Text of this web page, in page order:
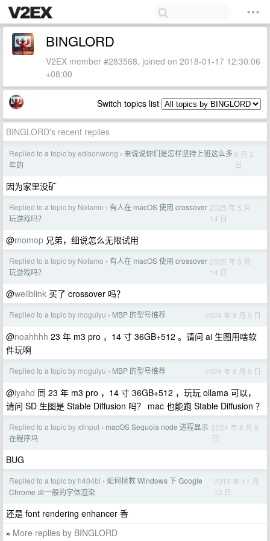
BINGLORD
V2EX member #283568, joined on 2018-01-17 12:30:06
+08:00
Switch topics list
BINGLORD's recent replies
Replied to a topic by edisonwong › 来说说你们是怎样坚持上班这么多
年的
6 月 2
日
因为家里没矿
Replied to a topic by Notamo › 有人在 macOS 使用 crossover
玩游戏吗？
2025 年 5 月
14 日
@momop 兄弟，细说怎么无限试用
Replied to a topic by Notamo › 有人在 macOS 使用 crossover
玩游戏吗？
2025 年 5 月
14 日
@wellblink 买了 crossover 吗？
Replied to a topic by moguiyu › MBP 的型号推荐 2024 年 8 月 9 日
@noahhhh 23 年 m3 pro ，14 寸 36GB+512 。请问 ai 生图用啥软
件玩啊
Replied to a topic by moguiyu › MBP 的型号推荐 2024 年 8 月 9 日
@iyahd 同 23 年 m3 pro ，14 寸 36GB+512 ，玩玩 ollama 可以，
请问 SD 生图是 Stable Diffusion 吗？ mac 也能跑 Stable Diffusion ？
Replied to a topic by xtinput › macOS Sequoia node 进程显示
在程序坞
2024 年 8 月 9
日
BUG
Replied to a topic by h404bi › 如何拯救 Windows 下 Google
Chrome 💩一般的字体渲染
2019 年 11 月
12 日
还是 font rendering enhancer 香
» More replies by BINGLORD